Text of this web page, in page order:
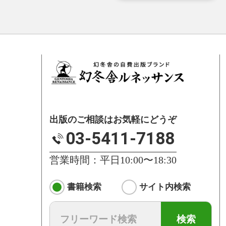
出版のご相談はお気軽にどうぞ
03-5411-7188
営業時間：平日10:00〜18:30
書籍検索 サイト内検索
検索